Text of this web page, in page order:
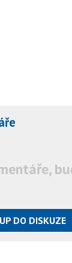
DO DISKUZE